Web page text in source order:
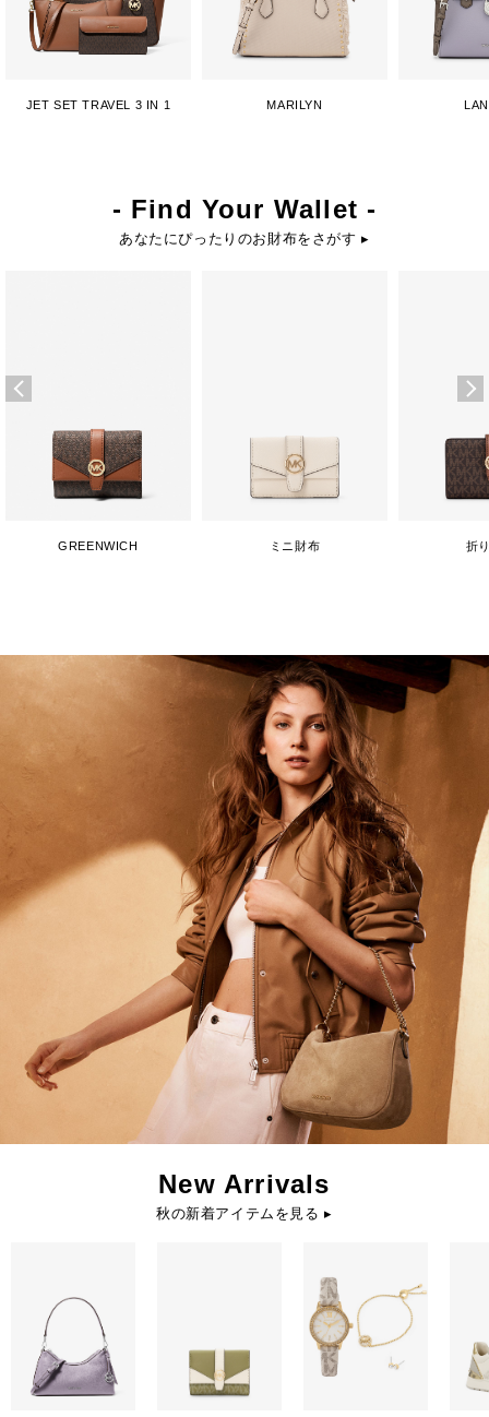
JET SET TRAVEL 3 IN 1 MARILYN
- Find Your Wallet -
あなたにぴったりのお財布をさがす ▸
GREENWICH ミニ財布 折
New Arrivals
秋の新着アイテムを見る ▸